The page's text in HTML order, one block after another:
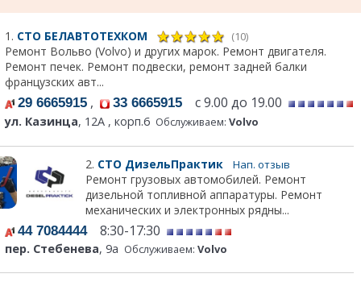
1. СТО БЕЛАВТОТЕХКОМ (10)
Ремонт Вольво (Volvo) и других марок. Ремонт двигателя.
Ремонт печек. Ремонт подвески, ремонт задней балки
французских авт...
29 6665915 , 33 6665915 с 9.00 до 19.00
ул. Казинца, 12А , корп.6 Обслуживаем: Volvo
2. СТО ДизельПрактик Нап. отзыв
Ремонт грузовых автомобилей. Ремонт
дизельной топливной аппаратуры. Ремонт
механических и электронных рядны...
44 70844448:30-17:30
пер. Стебенева, 9а Обслуживаем: Volvo